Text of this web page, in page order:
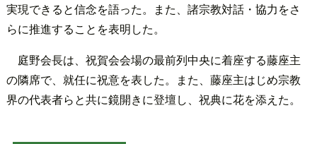
実現できると信念を語った。また、諸宗教対話・協力をさ
らに推進することを表明した。
庭野会長は、祝賀会会場の最前列中央に着座する藤座主
の隣席で、就任に祝意を表した。また、藤座主はじめ宗教
界の代表者らと共に鏡開きに登壇し、祝典に花を添えた。